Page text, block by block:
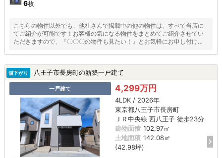
6枚
こちらの物件以外でも、他社さんで掲載中の他の物件は、すべて当店に
てご紹介が可能です！お客様の気になる物件をまとめてご紹介させてい
ただきますので、『〇〇〇の物件も見たい！』とお気軽にお申し付けく
値下がり 八王子市長房町の新築一戸建て
一戸建て 4,299万円
4LDK / 2026年
東京都八王子市長房町
ＪＲ中央線 西八王子 徒歩23分
建物面積 102.97㎡
土地面積 142.08㎡
(42.98坪)